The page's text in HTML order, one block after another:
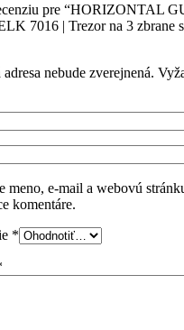
pre “HORIZONTAL
7016 | Trezor na 3 zbrane
nebude zverejnená.
meno, e-mail a webovú
komentáre.
*